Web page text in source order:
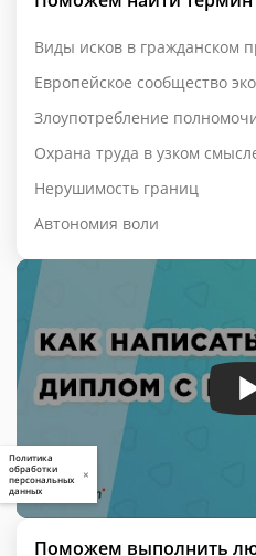
Виды исков в гражданском
Европейское сообщество
Злоупотребление
Охрана труда в узком
Нерушимость границ
Автономия воли
Поможем выполнить
Политика
обработки
персональных
данных
×